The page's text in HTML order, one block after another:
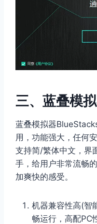
三、蓝叠模
蓝叠模拟器
用，功能强大，任何
支持简/繁体中文，界
手，给用户非常流畅
加爽快的感受。
机器兼容性高(智
畅运行，高配PC